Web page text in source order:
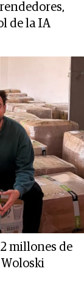
de la IA
millones de